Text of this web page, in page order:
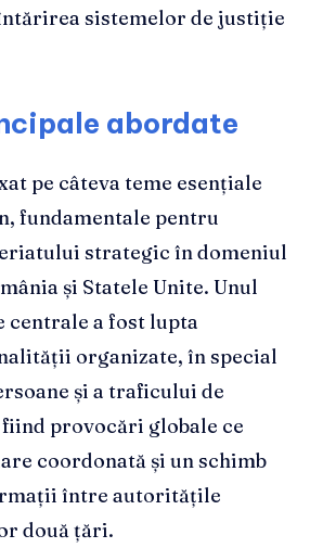
sistemelor de justiție
abordate
pe câteva teme esențiale
fundamentale pentru
strategic în domeniul
și Statele Unite. Unul
centrale a fost lupta
organizate, în special
și a traficului de
provocări globale ce
coordonată și un schimb
între autoritățile
două țări.